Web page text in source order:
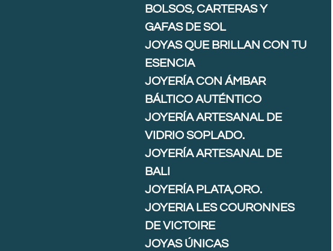
BOLSOS, CARTERAS Y
GAFAS DE SOL
JOYAS QUE BRILLAN CON TU
ESENCIA
JOYERÍA CON ÁMBAR
BÁLTICO AUTÉNTICO
JOYERÍA ARTESANAL DE
VIDRIO SOPLADO.
JOYERÍA ARTESANAL DE
BALI
JOYERÍA PLATA,ORO.
JOYERIA LES COURONNES
DE VICTOIRE
JOYAS ÚNICAS